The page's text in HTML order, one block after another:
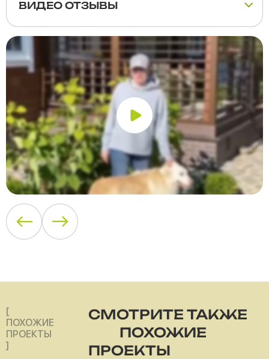
[
ПОХОЖИЕ
ПРОЕКТЫ
]
СМОТРИТЕ ТАКЖЕ
ПОХОЖИЕ
ПРОЕКТЫ